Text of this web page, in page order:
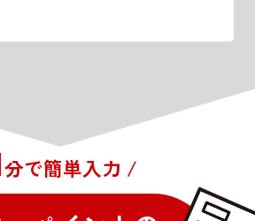
分で簡単入力 /